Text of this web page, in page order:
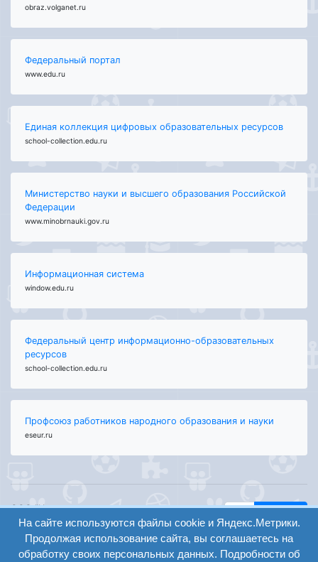
obraz.volganet.ru
Федеральный портал
www.edu.ru
Единая коллекция цифровых образовательных ресурсов
school-collection.edu.ru
Министерство науки и высшего образования Российской
Федерации
www.minobrnauki.gov.ru
Информационная система
window.edu.ru
Федеральный центр информационно-образовательных
ресурсов
school-collection.edu.ru
Профсоюз работников народного образования и науки
eseur.ru
ООО "Центр
образования и
консалтинга"
Волгоград 2008-
вход
регистрация
Версия
На сайте используются файлы cookie и Яндекс.Метрики.
Продолжая использование сайта, вы соглашаетесь на
обработку своих персональных данных. Подробности об